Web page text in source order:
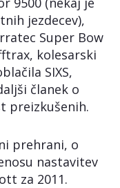
jezdecev),
Super Bow
kolesarski
SIXS,
članek o
preizkušenih.
prehrani, o
nastavitev
za 2011.